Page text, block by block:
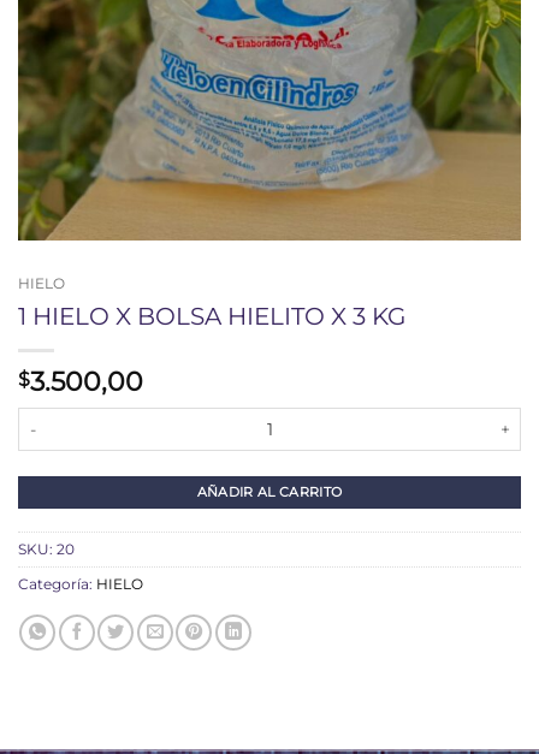
HIELO
1 HIELO X BOLSA HIELITO X 3 KG
$3.500,00
AÑADIR AL CARRITO
SKU: 20
Categoría: HIELO